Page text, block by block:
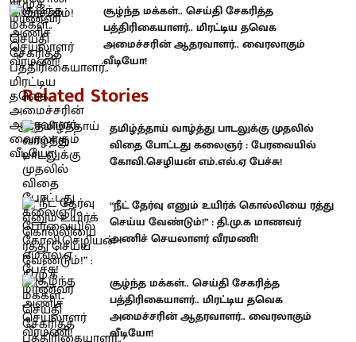
சூழ்ந்த மக்கள்.. செய்தி சேகரித்த
பத்திரிகையாளர்.. மிரட்டிய தவெக
அமைச்சரின் ஆதரவாளர்.. வைரலாகும்
வீடியோ!
Related Stories
தமிழ்த்தாய் வாழ்த்து பாடலுக்கு முதலில்
விதை போட்டது கலைஞர் : பேரவையில்
கோவி.செழியன் எம்.எல்.ஏ பேச்சு!
“நீட் தேர்வு எனும் உயிர்க் கொல்லியை ரத்து
செய்ய வேண்டும்!” : தி.மு.க மாணவர்
அணிச் செயலாளர் வீரமணி!
சூழ்ந்த மக்கள்.. செய்தி சேகரித்த
பத்திரிகையாளர்.. மிரட்டிய தவெக
அமைச்சரின் ஆதரவாளர்.. வைரலாகும்
வீடியோ!